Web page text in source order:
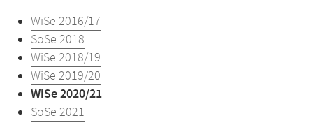
WiSe 2016/17
SoSe 2018
WiSe 2018/19
WiSe 2019/20
WiSe 2020/21
SoSe 2021